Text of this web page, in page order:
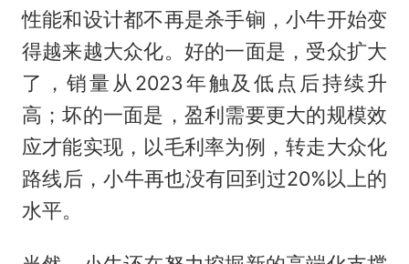
性能和设计都不再是杀手锏，小牛开始变
得越来越大众化。好的一面是，受众扩大
了，销量从2023年触及低点后持续升
高；坏的一面是，盈利需要更大的规模效
应才能实现，以毛利率为例，转走大众化
路线后，小牛再也没有回到过20%以上的
水平。